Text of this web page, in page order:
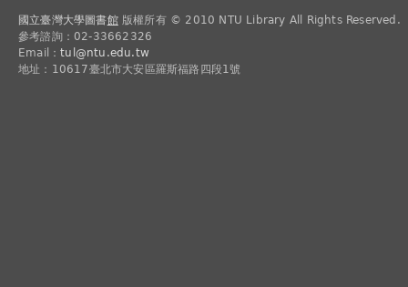
國立臺灣大學圖書館版權所有 © 2010 NTU Library All Rights Reserved.
參考諮詢：02-33662326
Email：tul@ntu.edu.tw
地址：10617臺北市大安區羅斯福路四段1號